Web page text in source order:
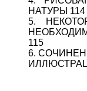
НАТУРЫ 114
5.
115
6.